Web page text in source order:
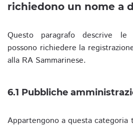
richiedono un nome a
Questo paragrafo descrive
possono richiedere la
alla RA Sammarinese.
6.1 Pubbliche
Appartengono a questa